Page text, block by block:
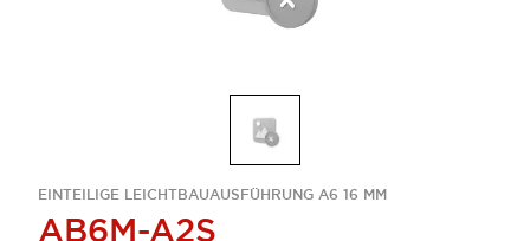
EINTEILIGE LEICHTBAUAUSFÜHRUNG A6 16 MM
AB6M-A2S